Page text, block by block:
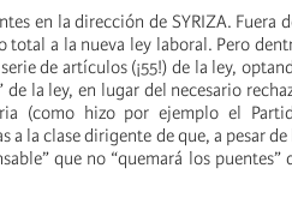
en la dirección de SYRIZA. Fuera
total a la nueva ley laboral. Pero
de artículos (¡55!) de la ley,
la ley, en lugar del necesario
(como hizo por ejemplo el
a la clase dirigente de que, a pesar de
que no “quemará los puentes”